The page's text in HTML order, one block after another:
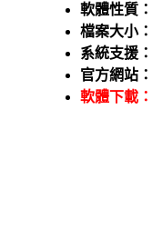
軟體性質：
檔案大小：
系統支援：
官方網站：
軟體下載：